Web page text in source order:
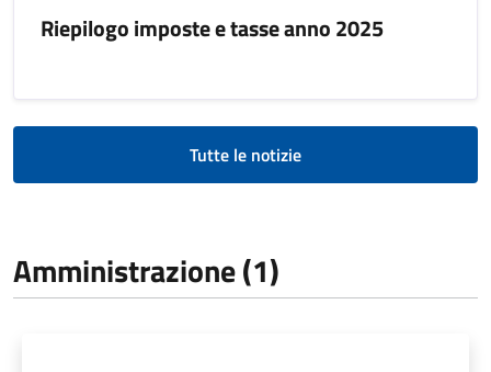
Riepilogo imposte e tasse anno 2025
Tutte le notizie
Amministrazione (1)